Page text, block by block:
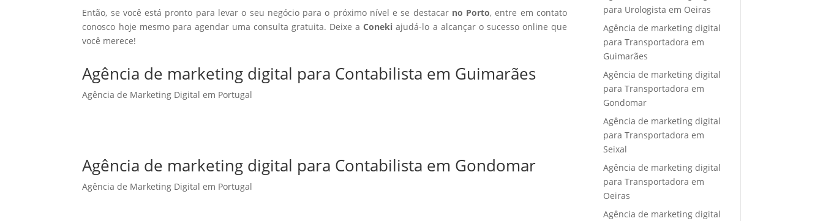
Então, se você está pronto para levar o seu negócio para o próximo nível e se destacar no Porto, entre em contato
conosco hoje mesmo para agendar uma consulta gratuita. Deixe aConeki ajudá-lo a alcançar o sucesso online que
você merece!
Agência de marketing digital para Contabilista em Guimarães
Agência de Marketing Digital em Portugal
Agência de marketing digital para Contabilista em Gondomar
Agência de Marketing Digital em Portugal
para Urologista em Oeiras
Agência de marketing digital
para Transportadora em
Guimarães
Agência de marketing digital
para Transportadora em
Gondomar
Agência de marketing digital
para Transportadora em
Seixal
Agência de marketing digital
para Transportadora em
Oeiras
Agência de marketing digital